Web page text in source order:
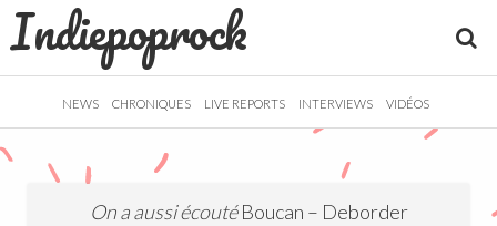
Indiepoprock
NEWS CHRONIQUES LIVE REPORTS INTERVIEWS VIDÉOS
On a aussi écoutéBoucan – Deborder